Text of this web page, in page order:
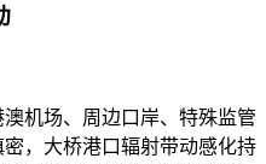
机场、周边口岸、特殊监管
，大桥港口辐射带动感化持